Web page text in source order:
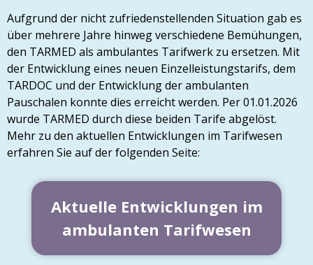
Aufgrund der nicht zufriedenstellenden Situation gab es
über mehrere Jahre hinweg verschiedene Bemühungen,
den TARMED als ambulantes Tarifwerk zu ersetzen. Mit
der Entwicklung eines neuen Einzelleistungstarifs, dem
TARDOC und der Entwicklung der ambulanten
Pauschalen konnte dies erreicht werden. Per 01.01.2026
wurde TARMED durch diese beiden Tarife abgelöst.
Mehr zu den aktuellen Entwicklungen im Tarifwesen
erfahren Sie auf der folgenden Seite:
Aktuelle Entwicklungen im
ambulanten Tarifwesen